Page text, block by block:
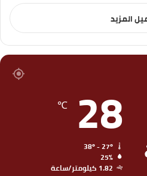
المزيد
28
℃
25%
1.82 كيلومتر/ساعة